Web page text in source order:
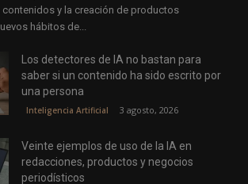
y la creación de productos
hábitos de...
Los detectores de IA no bastan para
saber si un contenido ha sido escrito por
una persona
Inteligencia Artificial 3 agosto, 2026
Veinte ejemplos de uso de la IA en
redacciones, productos y negocios
periodísticos